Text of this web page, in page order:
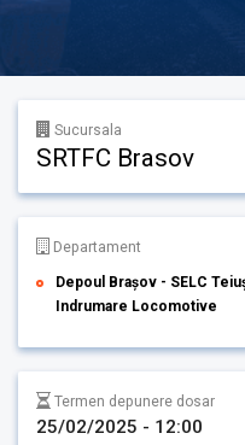
Sucursala
SRTFC Brasov
Departament
Depoul Brașov - SELC
Indrumare Locomotive
Termen depunere dosar
25/02/2025 - 12:00